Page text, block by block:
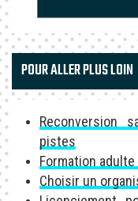
POUR ALLER PLUS LOIN
Reconversion
pistes
Formation
Choisir un